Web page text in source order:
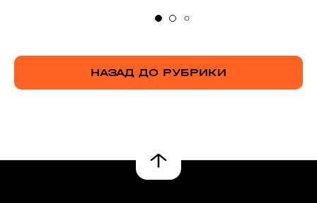
НАЗАД ДО РУБРИКИ